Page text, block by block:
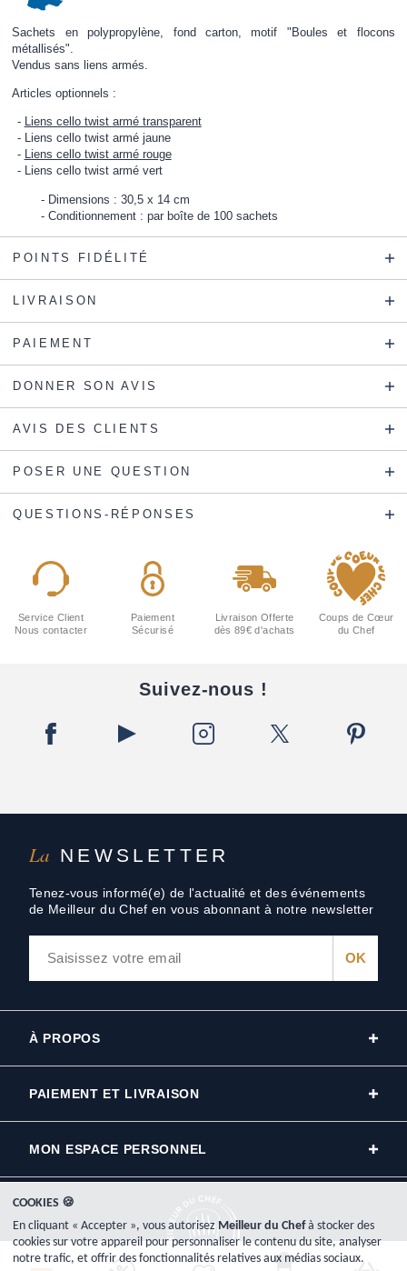
Sachets en polypropylène, fond carton, motif "Boules et flocons
métallisés".
Vendus sans liens armés.
Articles optionnels :
Liens cello twist armé transparent
Liens cello twist armé jaune
Liens cello twist armé rouge
Liens cello twist armé vert
Dimensions : 30,5 x 14 cm
Conditionnement : par boîte de 100 sachets
POINTS FIDÉLITÉ
LIVRAISON
PAIEMENT
DONNER SON AVIS
AVIS DES CLIENTS
POSER UNE QUESTION
QUESTIONS-RÉPONSES
La NEWSLETTER
Tenez-vous informé(e) de l'actualité et des événements
de Meilleur du Chef en vous abonnant à notre newsletter
Service Client
Nous contacter
Paiement
Sécurisé
Livraison Offerte
dès 89€ d'achats
Coups de Cœur
du Chef
Suivez-nous !
À PROPOS
PAIEMENT ET LIVRAISON
MON ESPACE PERSONNEL
COOKIES 🍪
En cliquant « Accepter », vous autorisez Meilleur du Chefà stocker des
cookies sur votre appareil pour personnaliser le contenu du site, analyser
notre trafic, et offrir des fonctionnalités relatives aux médias sociaux.